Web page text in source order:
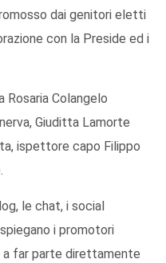
dai genitori eletti
con la Preside ed i
Rosaria Colangelo
Giuditta Lamorte
ispettore capo Filippo
le chat, i social
i promotori
a far parte direttamente